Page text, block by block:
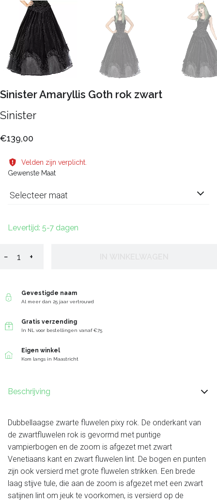
Sinister Amaryllis Goth rok zwart
Sinister
€139,00
Velden zijn verplicht.
Gewenste Maat
Selecteer maat
Levertijd: 5-7 dagen
− +
Gevestigde naam
Al meer dan 25 jaar vertrouwd
Gratis verzending
In NL voor bestellingen vanaf €75
Eigen winkel
Kom langs in Maastricht
Beschrijving
Dubbellaagse zwarte fluwelen pixy rok. De onderkant van
de zwartfluwelen rok is gevormd met puntige
vampierbogen en de zoom is afgezet met zwart
Venetiaans kant en zwart fluwelen lint. De bogen en punten
zijn ook versierd met grote fluwelen strikken. Een brede
laag stijve tule, die aan de zoom is afgezet met een zwart
satijnen lint om jeuk te voorkomen, is versierd op de